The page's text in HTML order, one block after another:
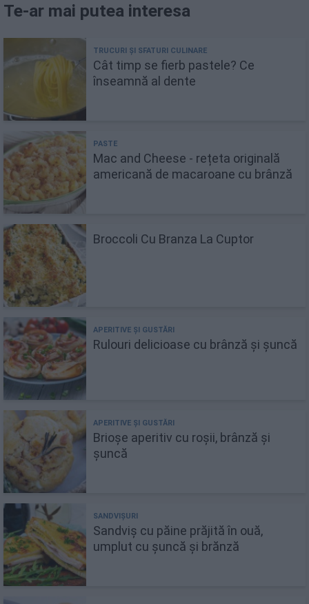
Te-ar mai putea interesa
Cât timp se fierb pastele? Ce
înseamnă al dente
Mac and Cheese - rețeta originală
americană de macaroane cu brânză
Broccoli Cu Branza La Cuptor
Rulouri delicioase cu brânză și șuncă
Brioșe aperitiv cu roșii, brânză și
șuncă
Sandviș cu păine prăjită în ouă,
umplut cu șuncă și brănză